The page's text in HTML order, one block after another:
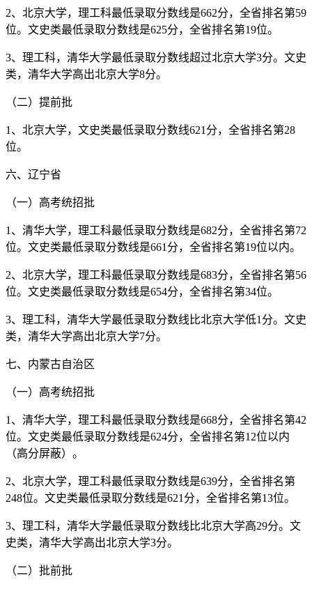
2、北京大学，理工科最低录取分数线是662分，全省排名第59
位。文史类最低录取分数线是625分，全省排名第19位。
3、理工科，清华大学最低录取分数线超过北京大学3分。文史
类，清华大学高出北京大学8分。
（二）提前批
1、北京大学，文史类最低录取分数线621分，全省排名第28
位。
六、辽宁省
（一）高考统招批
1、清华大学，理工科最低录取分数线是682分，全省排名第72
位。文史类最低录取分数线是661分，全省排名第19位以内。
2、北京大学，理工科最低录取分数线是683分，全省排名第56
位。文史类最低录取分数线是654分，全省排名第34位。
3、理工科，清华大学最低录取分数线比北京大学低1分。文史
类，清华大学高出北京大学7分。
七、内蒙古自治区
（一）高考统招批
1、清华大学，理工科最低录取分数线是668分，全省排名第42
位。文史类最低录取分数线是624分，全省排名第12位以内
（高分屏蔽）。
2、北京大学，理工科最低录取分数线是639分，全省排名第
248位。文史类最低录取分数线是621分，全省排名第13位。
3、理工科，清华大学最低录取分数线比北京大学高29分。文
史类，清华大学高出北京大学3分。
（二）批前批